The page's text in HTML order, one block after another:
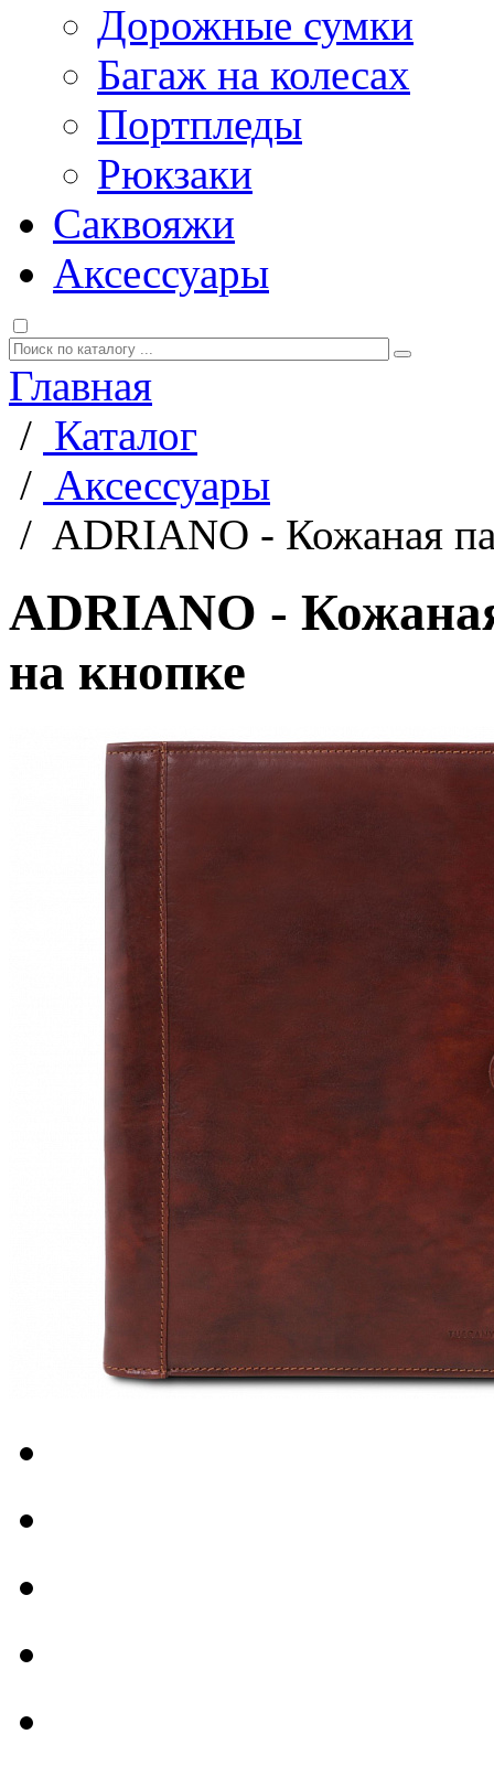
Дорожные сумки
Багаж на колесах
Портпледы
Рюкзаки
Саквояжи
Аксессуары
Главная
/ Каталог
/ Аксессуары
/ ADRIANO - Кожаная
ADRIANO -
на кнопке